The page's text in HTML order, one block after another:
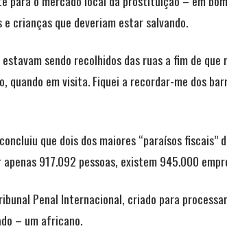
crianças que deveriam estar salvando.
sendo recolhidos das ruas a fim de que
em visita. Fiquei a recordar-me dos
que dois dos maiores “paraísos fiscais”
917.092 pessoas, existem 945.000
Penal Internacional, criado para
– um africano.